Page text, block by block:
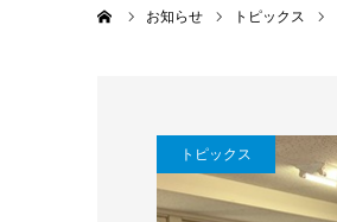
お知らせ トピックス
トピックス